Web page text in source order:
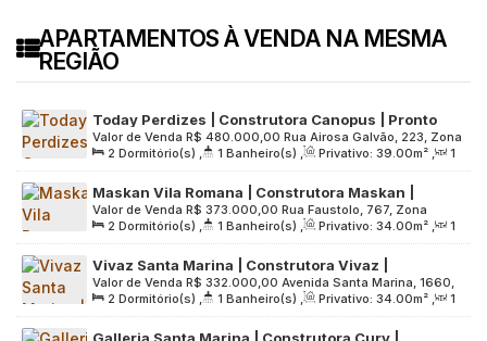
APARTAMENTOS À VENDA NA MESMA
REGIÃO
Today Perdizes | Construtora Canopus | Pronto
para morar | 39 metros | 02 dormitórios | com
varanda | sem vaga
R$ 480.000,00
Valor de Venda
Rua Airosa Galvão, 223, Zona
Oeste, 05002-070, Água Branca, São Paulo, São Paulo,
Brasil
2 Dormitório(s) , 1 Banheiro(s) , Privativo: 39.00m² ,
1
Sala(s) , Útil: 39.00m² , Terreno: 1644.00m²
Maskan Vila Romana | Construtora Maskan |
Construção | 34 metros | 02 dormitórios | com
varanda | sem vaga
R$ 373.000,00
Valor de Venda
Rua Faustolo, 767, Zona
Oeste, 05041-000, Água Branca, São Paulo, São Paulo,
Brasil
2 Dormitório(s) , 1 Banheiro(s) , Privativo: 34.00m² ,
1
Sala(s) , Útil: 34.00m² , Terreno: 750.00m²
Vivaz Santa Marina | Construtora Vivaz |
Construção | 34 metros | 02 dormitórios | com
varanda | sem vaga
R$ 332.000,00
Valor de Venda
Avenida Santa Marina, 1660,
Zona Oeste, 05036-000, Água Branca, São Paulo, São
Paulo, Brasil
2 Dormitório(s) , 1 Banheiro(s) , Privativo: 34.00m² ,
1
Sala(s) , Útil: 34.00m² , Terreno: 6559.00m²